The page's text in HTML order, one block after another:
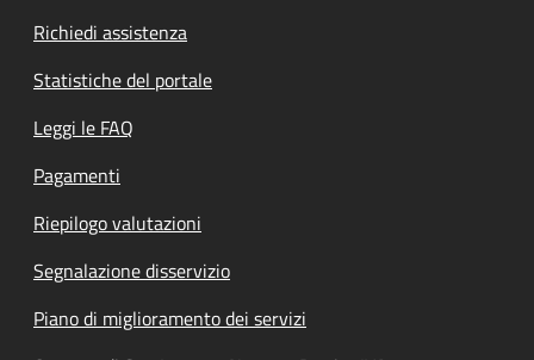
Richiedi assistenza
Statistiche del portale
Leggi le FAQ
Pagamenti
Riepilogo valutazioni
Segnalazione disservizio
Piano di miglioramento dei servizi